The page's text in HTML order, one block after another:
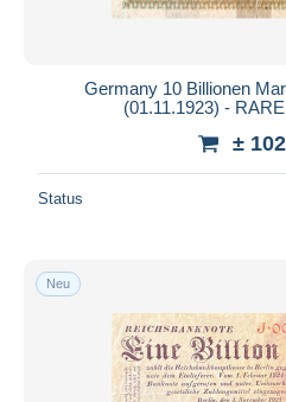
Germany 10 Billionen
(01.11.1923) -
±
Status
Neu